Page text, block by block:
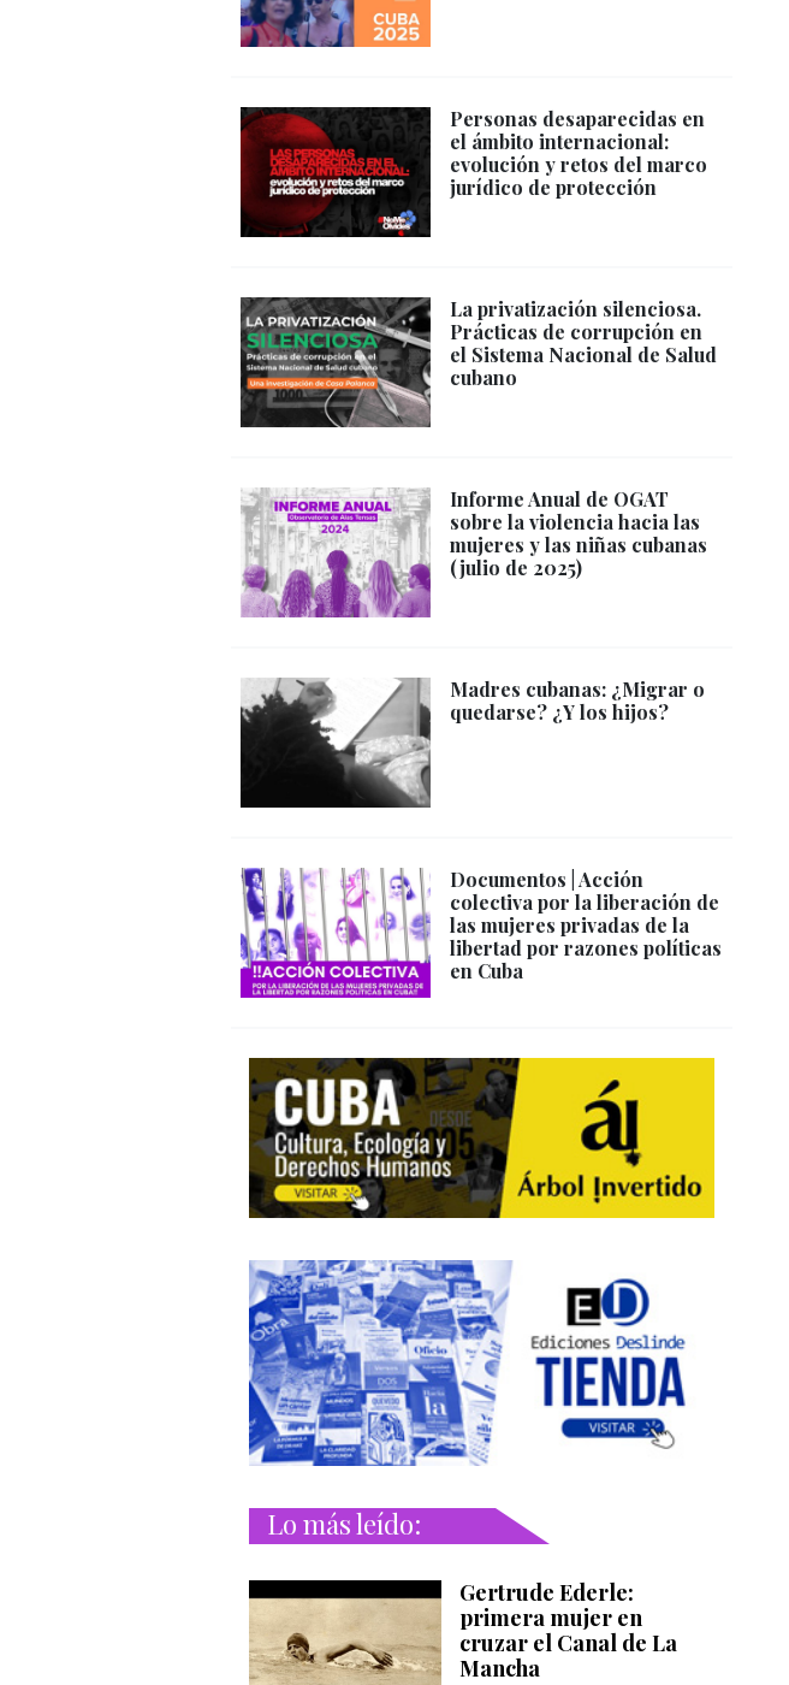
Personas desaparecidas en
el ámbito internacional:
evolución y retos del marco
jurídico de protección
La privatización silenciosa.
Prácticas de corrupción en
el Sistema Nacional de Salud
cubano
Informe Anual de OGAT
sobre la violencia hacia las
mujeres y las niñas cubanas
(julio de 2025)
Madres cubanas: ¿Migrar o
quedarse? ¿Y los hijos?
Documentos | Acción
colectiva por la liberación de
las mujeres privadas de la
libertad por razones políticas
en Cuba
Lo más leído:
Gertrude Ederle:
primera mujer en
cruzar el Canal de La
Mancha